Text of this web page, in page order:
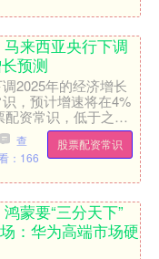
来西亚央行下调
预测
2025年的经济增长
，预计增速将在4%
配资常识，低于之前
。马来西亚央行将
股票配资常识
查
：166
蒙要“三分天下”
：华为高端市场硬